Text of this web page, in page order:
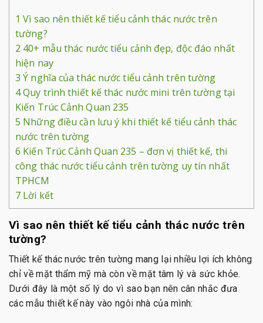
1 Vì sao nên thiết kế tiểu cảnh thác nước trên
tường?
2 40+ mẫu thác nước tiểu cảnh đẹp, độc đáo nhất
hiện nay
3 Ý nghĩa của thác nước tiểu cảnh trên tường
4Quy trình thiết kế thác nước mini trên tường tại
Kiến Trúc Cảnh Quan 235
5 Những điều cần lưu ý khi thiết kế tiểu cảnh thác
nước trên tường
6 Kiến Trúc Cảnh Quan 235 – đơn vị thiết kế, thi
công thác nước tiểu cảnh trên tường uy tín nhất
TPHCM
7 Lời kết
Vì sao nên thiết kế tiểu cảnh thác nước trên
tường?
Thiết kế thác nước trên tường mang lại nhiều lợi ích không
chỉ về mặt thẩm mỹ mà còn về mặt tâm lý và sức khỏe.
Dưới đây là một số lý do vì sao bạn nên cân nhắc đưa
các mẫu thiết kế này vào ngôi nhà của mình: